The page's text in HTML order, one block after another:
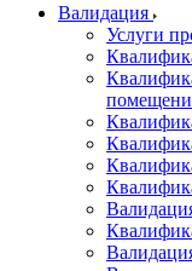
Валидация
Услуги